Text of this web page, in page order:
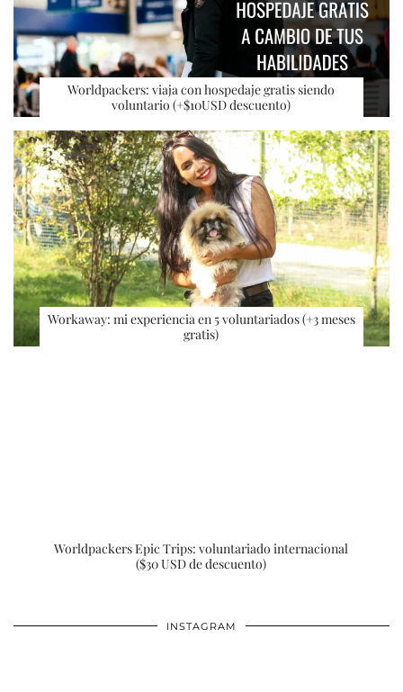
Worldpackers: viaja con hospedaje gratis siendo
voluntario (+$10USD descuento)
Workaway: mi experiencia en 5 voluntariados (+3 meses
gratis)
Worldpackers Epic Trips: voluntariado internacional
($30 USD de descuento)
INSTAGRAM